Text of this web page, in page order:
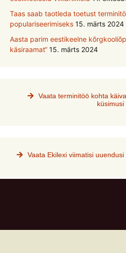
Taas saab taotleda toetust
populariseerimiseks 15. märts 2024
Aasta parim eestikeelne
käsiraamat“ 15. märts 2024
Vaata terminitöö kohta
küsimusi
Vaata Ekilexi viimatisi uuendusi